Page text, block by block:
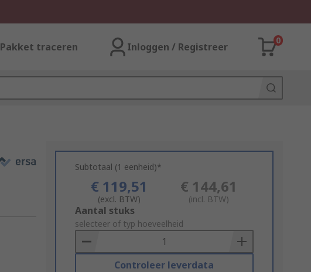
Pakket traceren Inloggen / Registreer
0
Subtotaal (1 eenheid)*
€ 119,51
(excl. BTW)
€ 144,61
(incl. BTW)
Add
to
Basket
Aantal stuks
selecteer of typ hoeveelheid
Controleer leverdata